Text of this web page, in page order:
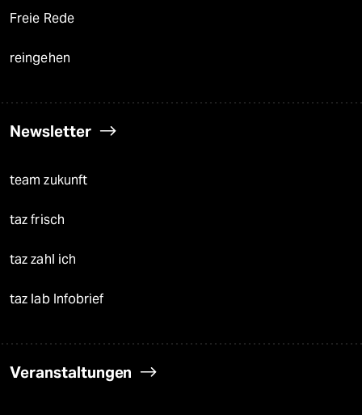
Freie Rede
reingehen
Newsletter
team zukunft
taz frisch
taz zahl ich
taz lab Infobrief
Veranstaltungen